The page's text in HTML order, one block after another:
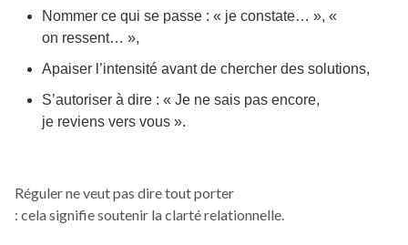
Nommer ce qui se passe : « je constate… », «
on ressent… »,
Apaiser l’intensité avant de chercher des solutions,
S’autoriser à dire : « Je ne sais pas encore,
je reviens vers vous ».
Réguler ne veut pas dire tout porter
: cela signifie soutenir la clarté relationnelle.